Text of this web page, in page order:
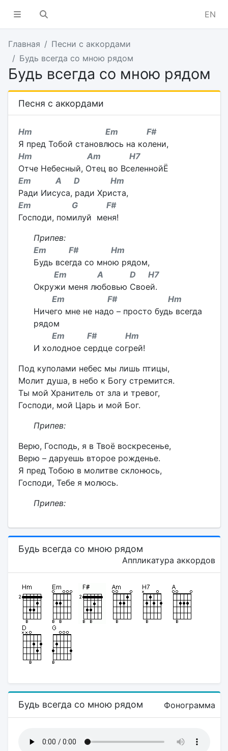
EN
Главная
Песни с аккордами
Будь всегда со мною рядом
Будь всегда со мною рядом
Песня с аккордами
Hm Em F#
Я пред Тобой становлюсь на колени,
Hm Am H7
Отче Небесный, Отец во ВселеннойЁ
Em A D Hm
Ради Иисуса, ради Христа,
Em G F#
Господи, помилуй меня!
Припев:
Em F# Hm
Будь всегда со мною рядом,
Em A D H7
Окружи меня любовью Своей.
Em F# Hm
Ничего мне не надо – просто будь всегда
рядом
Em F# Hm
И холодное сердце согрей!
Под куполами небес мы лишь птицы,
Молит душа, в небо к Богу стремится.
Ты мой Хранитель от зла и тревог,
Господи, мой Царь и мой Бог.
Припев:
Верю, Господь, я в Твоё воскресенье,
Верю – даруешь второе рожденье.
Я пред Тобою в молитве склонюсь,
Господи, Тебе я молюсь.
Припев:
Будь всегда со мною рядом
Аппликатура аккордов
Будь всегда со мною рядом Фонограмма